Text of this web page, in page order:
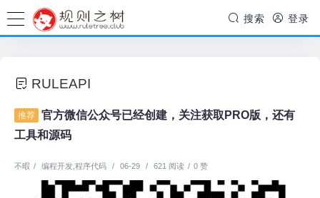
搜索 登录
RULEAPI
推荐
官方微信公众号已经创建，关注获取PRO版，还有
工具和源码
不暇 / 编程开发 程序代码 / 06-29 / 621 阅读 / 0 赞